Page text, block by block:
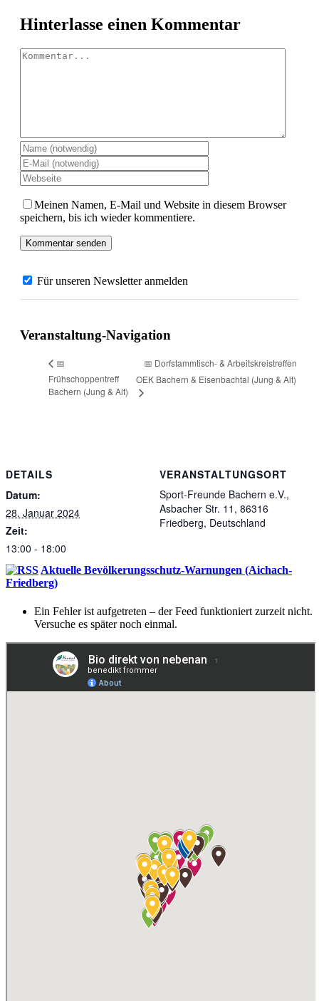
Facebook
X
LinkedIn
Pinterest
Hinterlasse einen Kommentar
Kommentar
Meinen Namen, E-Mail und Website in diesem Browser
speichern, bis ich wieder kommentiere.
Für unseren Newsletter anmelden
Veranstaltung-Navigation
📅
Frühschoppentreff
Bachern (Jung & Alt)
📅 Dorfstammtisch- & Arbeitskreistreffen
OEK Bachern & Eisenbachtal (Jung & Alt)
DETAILS
Datum:
28. Januar 2024
Zeit:
13:00 - 18:00
VERANSTALTUNGSORT
Sport-Freunde Bachern e.V.,
Asbacher Str. 11, 86316
Friedberg, Deutschland
Aktuelle Bevölkerungsschutz-Warnungen (Aichach-
Friedberg)
Ein Fehler ist aufgetreten – der Feed funktioniert zurzeit nicht.
Versuche es später noch einmal.